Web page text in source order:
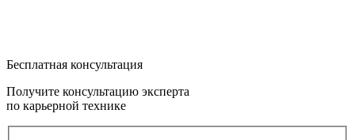
Бесплатная консультация
Получите консультацию эксперта
по карьерной технике